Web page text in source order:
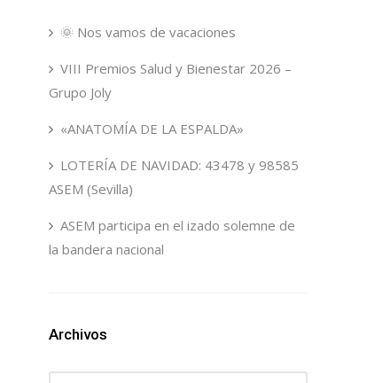
🌞 Nos vamos de vacaciones
VIII Premios Salud y Bienestar 2026 –
Grupo Joly
«ANATOMÍA DE LA ESPALDA»
LOTERÍA DE NAVIDAD: 43478 y 98585
ASEM (Sevilla)
ASEM participa en el izado solemne de
la bandera nacional
Archivos
Archivos